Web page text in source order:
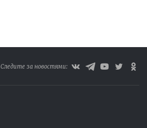
Следите за новостями: